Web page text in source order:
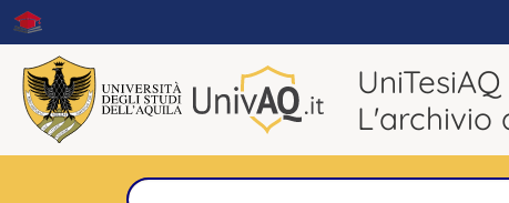
UniTesiAQ
L'archivio